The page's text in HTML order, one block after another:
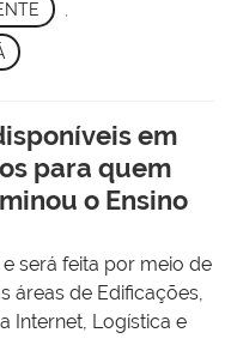
em
para quem
o Ensino
será feita por meio de
áreas de Edificações,
Internet, Logística e